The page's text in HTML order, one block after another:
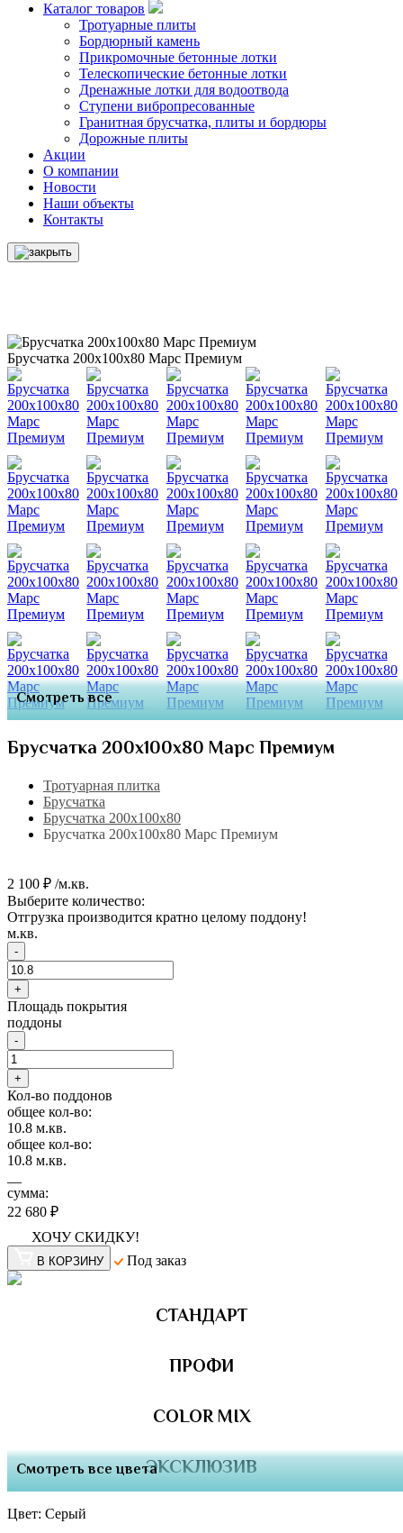
Каталог товаров
Тротуарные плиты
Бордюрный камень
Прикромочные бетонные лотки
Телескопические бетонные лотки
Дренажные лотки для водоотвода
Ступени вибропресованные
Гранитная брусчатка, плиты и бордюры
Дорожные плиты
Акции
О компании
Новости
Наши объекты
Контакты
Брусчатка 200х100х80 Марс Премиум
Смотреть все
Брусчатка 200х100х80 Марс Премиум
Тротуарная плитка
Брусчатка
Брусчатка 200х100х80
Брусчатка 200х100х80 Марс Премиум
2 100 ₽ /м.кв.
Выберите количество:
Отгрузка производится кратно целому поддону!
м.кв.
-
+
Площадь покрытия
поддоны
-
+
Кол-во поддонов
общее кол-во:
10.8 м.кв.
общее кол-во:
10.8 м.кв.
сумма:
22 680 ₽
ХОЧУ СКИДКУ!
В КОРЗИНУ Под заказ
СТАНДАРТ
ПРОФИ
COLOR MIX
ЭКСКЛЮЗИВ
Смотреть все цвета
Цвет: Серый